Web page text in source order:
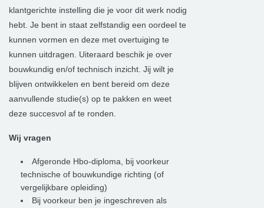
klantgerichte instelling die je voor dit werk nodig
hebt. Je bent in staat zelfstandig een oordeel te
kunnen vormen en deze met overtuiging te
kunnen uitdragen. Uiteraard beschik je over
bouwkundig en/of technisch inzicht. Jij wilt je
blijven ontwikkelen en bent bereid om deze
aanvullende studie(s) op te pakken en weet
deze succesvol af te ronden.
Wij vragen
Afgeronde Hbo-diploma, bij voorkeur
technische of bouwkundige richting (of
vergelijkbare opleiding)
Bij voorkeur ben je ingeschreven als